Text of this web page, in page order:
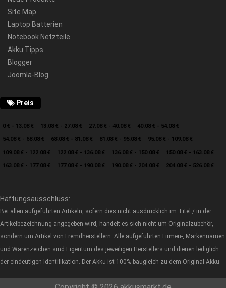
Site Map
Laptop Batterien
Notebook Netzteile
Akku Tipps
Blogger
Joomla-Blog
Preis
0 € - 13.08 € 13.08 € - 27.08 € 27.08 € - 40.08 €
40.08 € - 54.08 €
54.08 € - 68.08 €
68.08 € - 81.08 € 81.08 € - 95.08 €
95.08 € - 109.08 €
109.08 € - 122.08 €
122.08 € - 136.08 € 136.08 € - 150.08 €
150.08 € - 163.08 €
163.08 € - 177.08 €
177.08 € - 190.08 € 190.08 € - 204.08 € 204.08 € - 526.08 €
Haftungsausschluss:
Bei allen aufgeführten Artikeln, sofern dies nicht ausdrücklich im Titel / in der
Artikelbezeichnung angegeben wird, handelt es sich nicht um Originalzubehör,
sondern um Artikel von Fremdherstellern. Alle aufgeführten Firmen-, Markennamen
und Warenzeichen sind Eigentum des jeweiligen Herstellers und dienen lediglich
der eindeutigen Identifikation. Der Akku ist 100% baugleich zu dem Original Akku.